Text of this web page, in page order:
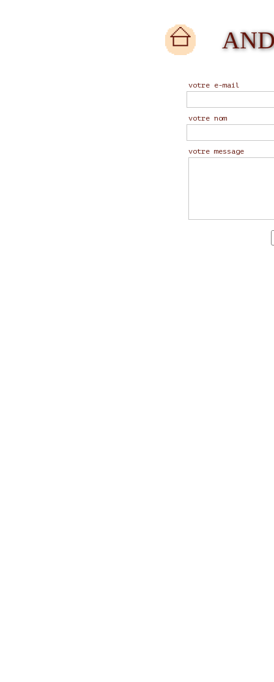
votre e-mail
votre nom
votre message